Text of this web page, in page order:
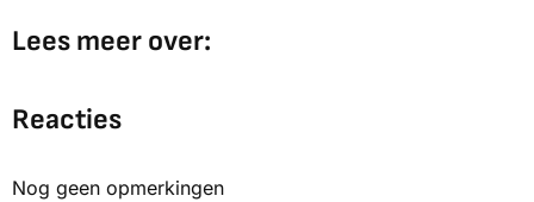
Lees meer over:
Reacties
Nog geen opmerkingen